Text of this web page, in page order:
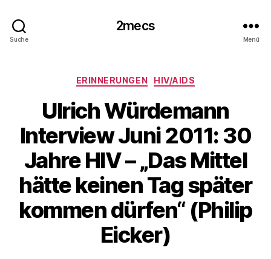
Suche
2mecs
Menü
Kategorien
ERINNERUNGEN HIV/AIDS
Ulrich Würdemann
Interview Juni 2011: 30
Jahre HIV – „Das Mittel
hätte keinen Tag später
kommen dürfen“ (Philip
Eicker)